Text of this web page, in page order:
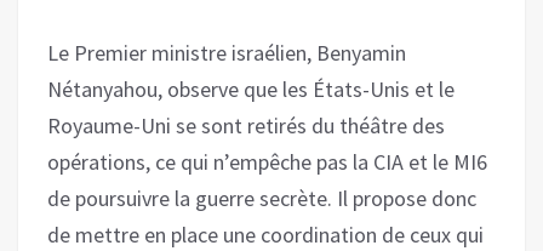
Le Premier ministre israélien, Benyamin
Nétanyahou, observe que les États-Unis et le
Royaume-Uni se sont retirés du théâtre des
opérations, ce qui n’empêche pas la CIA et le MI6
de poursuivre la guerre secrète. Il propose donc
de mettre en place une coordination de ceux qui